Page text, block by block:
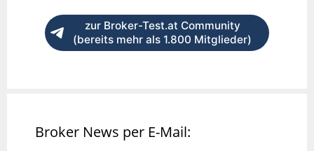
zur Broker-Test.at Community
(bereits mehr als 1.800 Mitglieder)
Broker News per E-Mail: